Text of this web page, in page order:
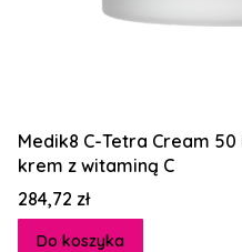
Medik8 C-Tetra Cream
krem z witaminą C
Cena
284,72 zł
Do koszyka